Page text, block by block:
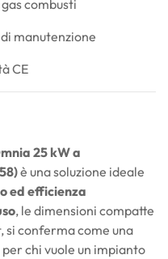
combusti
manutenzione
CE
25 kW a
è una soluzione ideale
ed efficienza
, le dimensioni compatte
si conferma come una
chi vuole un impianto